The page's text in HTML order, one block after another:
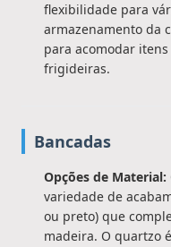
flexibilidade para
armazenamento da
para acomodar
frigideiras.
Bancadas
Opções de Material:
variedade de
ou preto) que
madeira. O quartzo